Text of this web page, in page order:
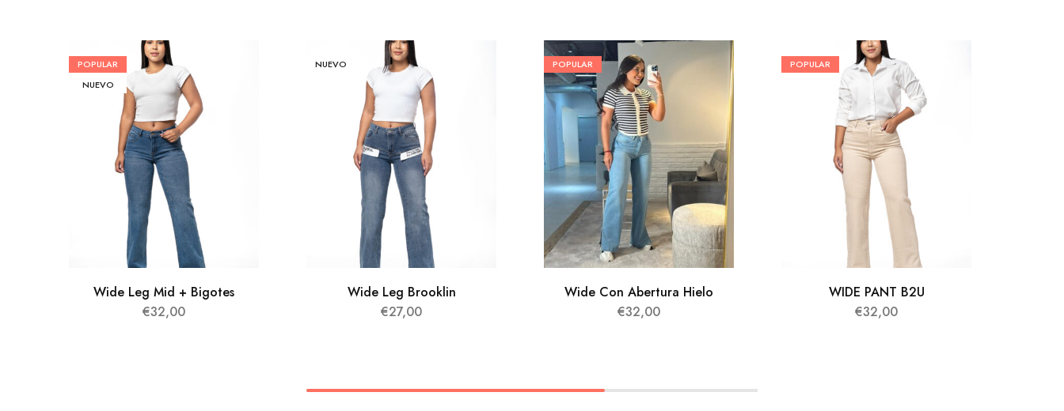
POPULAR
NUEVO
Wide Leg Mid + Bigotes
€32,00
NUEVO
Wide Leg Brooklin
€27,00
POPULAR
Wide Con Abertura Hielo
€32,00
POPULAR
WIDE PANT B2U
€32,00